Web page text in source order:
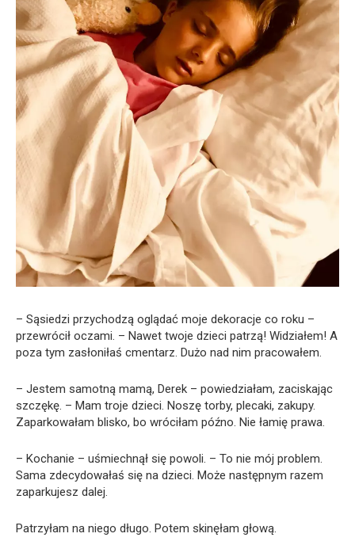
– Sąsiedzi przychodzą oglądać moje dekoracje co roku –
przewrócił oczami. – Nawet twoje dzieci patrzą! Widziałem! A
poza tym zasłoniłaś cmentarz. Dużo nad nim pracowałem.
– Jestem samotną mamą, Derek – powiedziałam, zaciskając
szczękę. – Mam troje dzieci. Noszę torby, plecaki, zakupy.
Zaparkowałam blisko, bo wróciłam późno. Nie łamię prawa.
– Kochanie – uśmiechnął się powoli. – To nie mój problem.
Sama zdecydowałaś się na dzieci. Może następnym razem
zaparkujesz dalej.
Patrzyłam na niego długo. Potem skinęłam głową.